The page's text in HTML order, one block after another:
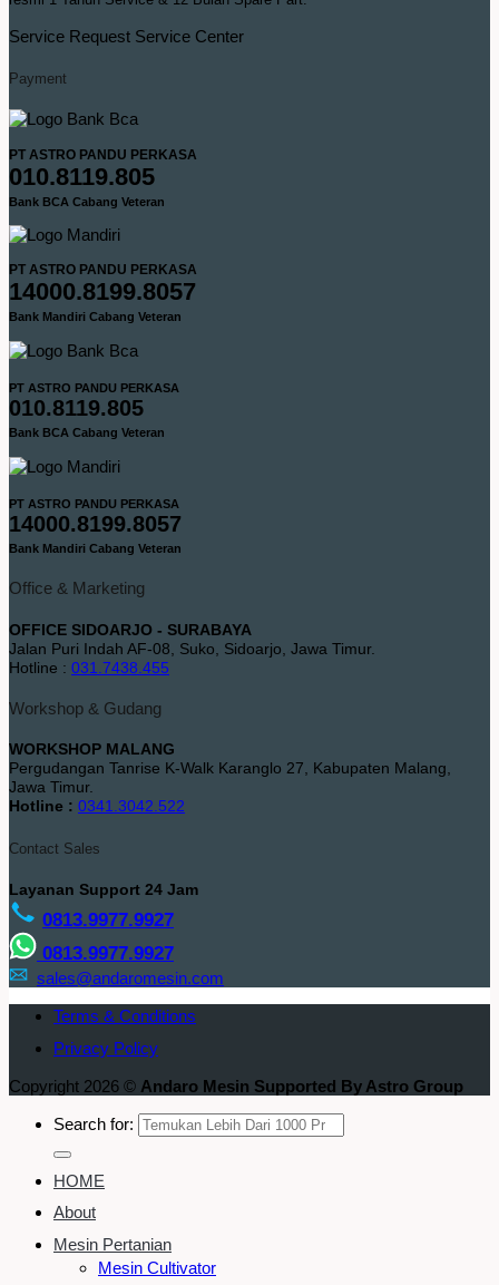
Service Request Service Center
Payment
PT ASTRO PANDU PERKASA
010.8119.805
Bank BCA Cabang Veteran
PT ASTRO PANDU PERKASA
14000.8199.8057
Bank Mandiri Cabang Veteran
PT ASTRO PANDU PERKASA
010.8119.805
Bank BCA Cabang Veteran
PT ASTRO PANDU PERKASA
14000.8199.8057
Bank Mandiri Cabang Veteran
Office & Marketing
OFFICE SIDOARJO - SURABAYA
Jalan Puri Indah AF-08, Suko, Sidoarjo, Jawa Timur.
Hotline : 031.7438.455
Workshop & Gudang
WORKSHOP MALANG
Pergudangan Tanrise K-Walk Karanglo 27, Kabupaten Malang,
Jawa Timur.
Hotline : 0341.3042.522
Contact Sales
Layanan Support 24 Jam
0813.9977.9927
0813.9977.9927
sales@andaromesin.com
Terms & Conditions
Privacy Policy
Copyright 2026 © Andaro Mesin Supported By Astro Group
Search for:
HOME
About
Mesin Pertanian
Mesin Cultivator